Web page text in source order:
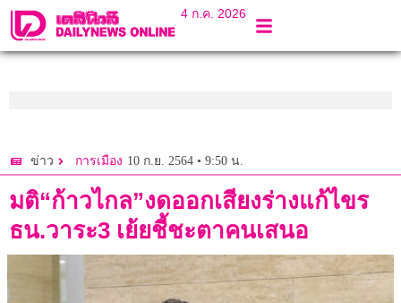
4 ก.ค. 2026
ข่าว การเมือง 10 ก.ย. 2564 • 9:50 น.
มติ“ก้าวไกล”งดออกเสียงร่างแก้ไขร
ธน.วาระ3 เย้ยชี้ชะตาคนเสนอ